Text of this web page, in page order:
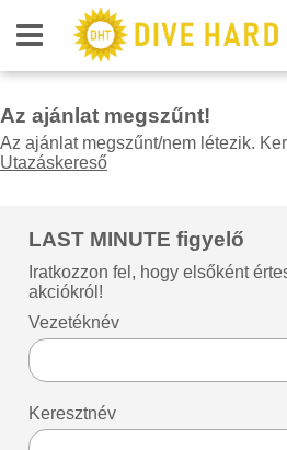
Az ajánlat megszűnt!
Az ajánlat megszűnt/nem létezik.
Utazáskereső
LAST MINUTE figyelő
Iratkozzon fel, hogy elsőként
akciókról!
Vezetéknév
Keresztnév